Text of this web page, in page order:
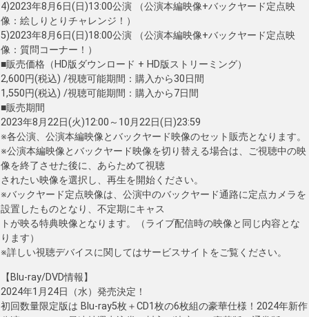
4)2023年8月6日(日)13:00公演 （公演本編映像+バックヤード定点映
像：絵しりとりチャレンジ！）
5)2023年8月6日(日)18:00公演 （公演本編映像+バックヤード定点映
像：質問コーナー！）
■販売価格（HD版ダウンロード + HD版ストリーミング）
2,600円(税込) /視聴可能期間：購入から30日間
1,550円(税込) /視聴可能期間：購入から7日間
■販売期間
2023年8月22日(火)12:00～10月22日(日)23:59
※各公演、公演本編映像とバックヤード映像のセット販売となります。
※公演本編映像とバックヤード映像を切り替える場合は、ご視聴中の映
像を終了させた後に、あらためて視聴
されたい映像を選択し、再生を開始ください。
※バックヤード定点映像は、公演中のバックヤード通路に定点カメラを
設置したものとなり、不定期にキャス
トが映る特典映像となります。（ライブ配信時の映像と同じ内容とな
ります）
※詳しい視聴デバイスに関してはサービスサイトをご覧ください。
【Blu-ray/DVD情報】
2024年1月24日（水）発売決定！
初回数量限定版は Blu-ray5枚＋CD1枚の6枚組の豪華仕様！2024年新作